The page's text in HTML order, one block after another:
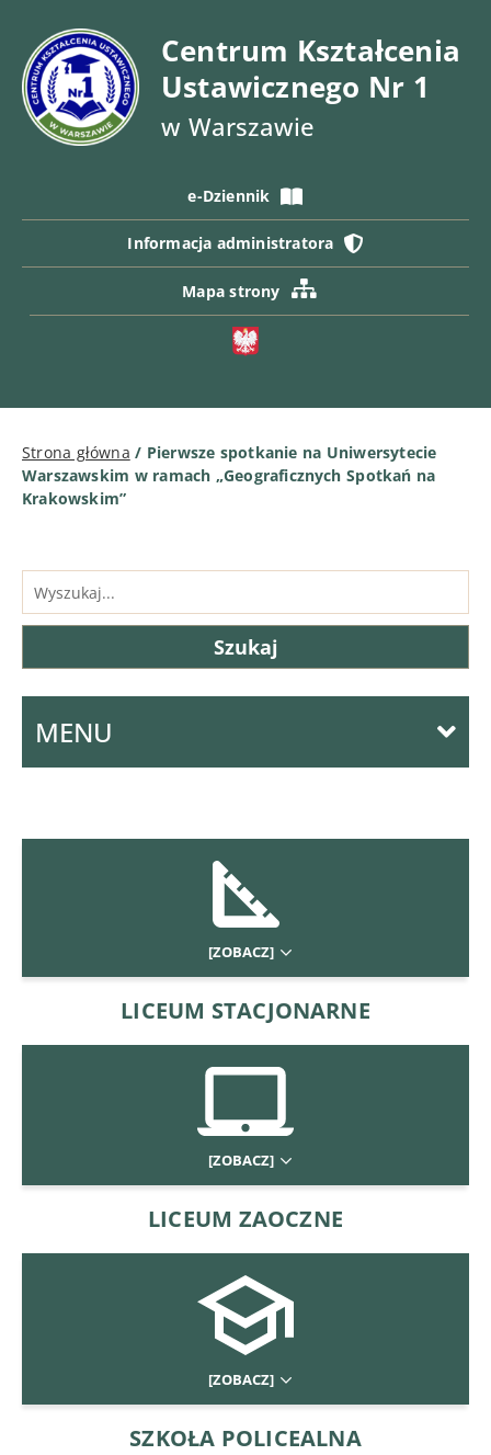
Centrum Kształcenia
Ustawicznego Nr 1
w Warszawie
e-Dziennik
Informacja administratora
Mapa strony
Strona główna / Pierwsze spotkanie na Uniwersytecie
Warszawskim w ramach „Geograficznych Spotkań na
Krakowskim”
MENU
[ZOBACZ]
LICEUM STACJONARNE
[ZOBACZ]
LICEUM ZAOCZNE
[ZOBACZ]
SZKOŁA POLICEALNA